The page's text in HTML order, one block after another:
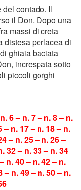
del contado. Il
il Don. Dopo una
massi di creta
distesa perlacea di
ghiaia baciata
increspata sotto
piccoli gorghi
6 – n. 7 – n. 8 – n.
– n. 17 – n. 18 – n.
– n. 25 – n. 26 –
32 – n. 33 – n. 34
n. 40 – n. 42 – n.
– n. 49 – n. 50 – n.